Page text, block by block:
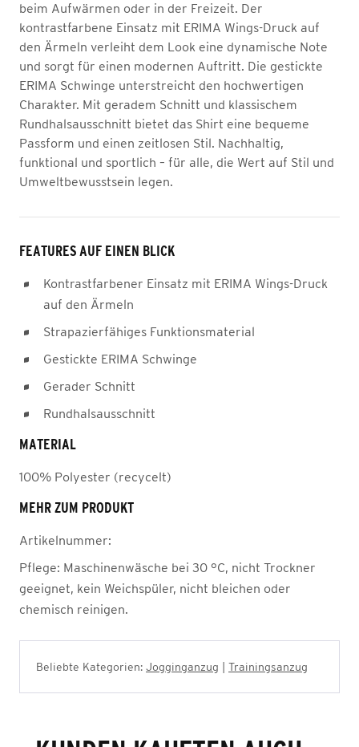
beim Aufwärmen oder in der Freizeit. Der
kontrastfarbene Einsatz mit ERIMA Wings-Druck auf
den Ärmeln verleiht dem Look eine dynamische Note
und sorgt für einen modernen Auftritt. Die gestickte
ERIMA Schwinge unterstreicht den hochwertigen
Charakter. Mit geradem Schnitt und klassischem
Rundhalsausschnitt bietet das Shirt eine bequeme
Passform und einen zeitlosen Stil. Nachhaltig,
funktional und sportlich – für alle, die Wert auf Stil und
Umweltbewusstsein legen.
FEATURES AUF EINEN BLICK
Kontrastfarbener Einsatz mit ERIMA Wings-Druck
auf den Ärmeln
Strapazierfähiges Funktionsmaterial
Gestickte ERIMA Schwinge
Gerader Schnitt
Rundhalsausschnitt
MATERIAL
100% Polyester (recycelt)
MEHR ZUM PRODUKT
Artikelnummer:
Pflege: Maschinenwäsche bei 30 °C, nicht Trockner
geeignet, kein Weichspüler, nicht bleichen oder
chemisch reinigen.
Beliebte Kategorien: Jogginganzug Trainingsanzug